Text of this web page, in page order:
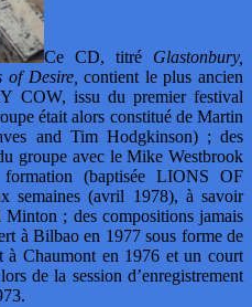
Ce CD, titré Glastonbury,
of Desire, contient le plus ancien
COW, issu du premier festival
était alors constitué de Martin
and Tim Hodgkinson) ; des
groupe avec le Mike Westbrook
(baptisée LIONS OF
semaines (avril 1978), à savoir
; des compositions jamais
à Bilbao en 1977 sous forme de
à Chaumont en 1976 et un court
de la session d’enregistrement